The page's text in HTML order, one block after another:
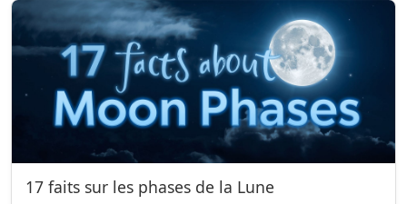
17 faits sur les phases de la Lune